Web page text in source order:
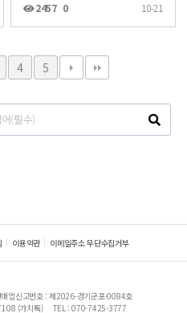
2457 0 10-21
4 5
이용약관 이메일주소 무단수집거부
업신고번호 : 제2026-경기군포-0084호
(가치톡) TEL : 070-7425-3777